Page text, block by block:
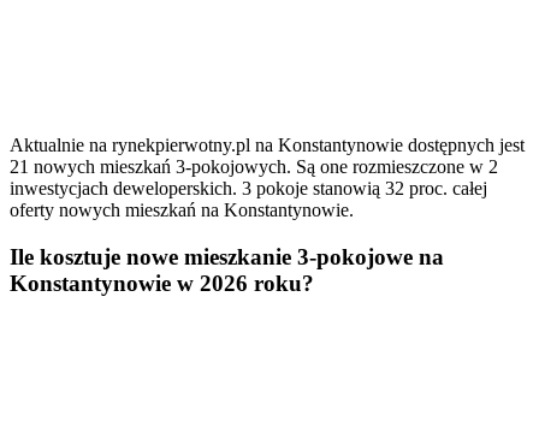
Aktualnie na rynekpierwotny.pl na Konstantynowie dostępnych jest
21 nowych mieszkań 3-pokojowych. Są one rozmieszczone w 2
inwestycjach deweloperskich. 3 pokoje stanowią 32 proc. całej
oferty nowych mieszkań na Konstantynowie.
Ile kosztuje nowe mieszkanie 3-pokojowe na
Konstantynowie w 2026 roku?